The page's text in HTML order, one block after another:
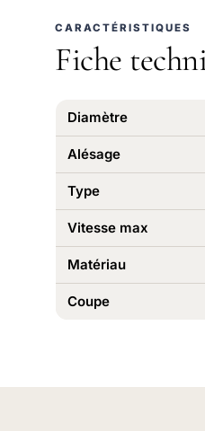
CARACTÉRISTIQUES
Fiche
Diamètre
Alésage
Type
Vitesse max
Matériau
Coupe